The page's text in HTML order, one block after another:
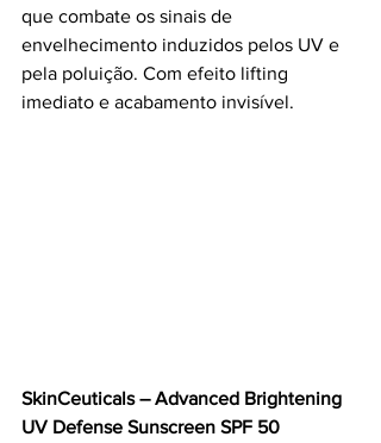
que combate os sinais de
envelhecimento induzidos pelos UV e
pela poluição. Com efeito lifting
imediato e acabamento invisível.
SkinCeuticals – Advanced Brightening
UV Defense Sunscreen SPF 50